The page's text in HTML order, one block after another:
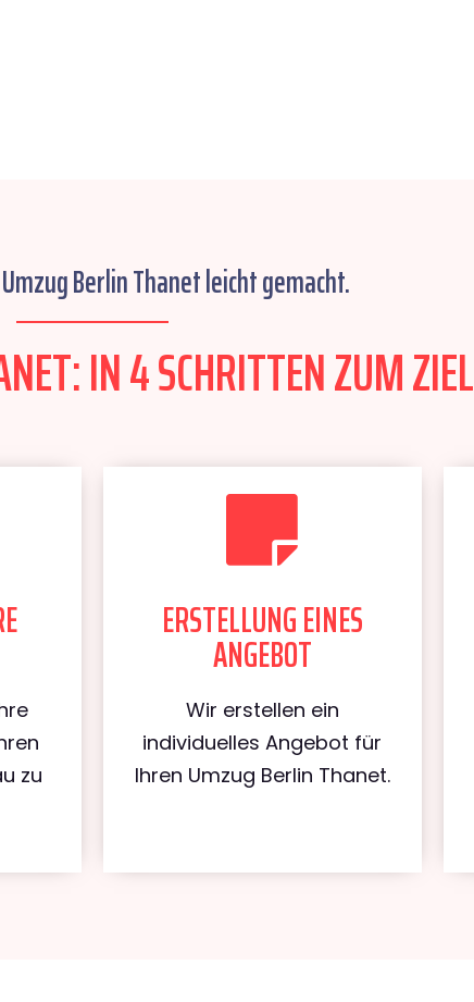
Berlin Thanet leicht gemacht.
IN 4 SCHRITTEN ZUM ZIEL
zu
ERSTELLUNG EINES
ANGEBOT
Wir erstellen ein
individuelles Angebot für
Ihren Umzug Berlin Thanet.